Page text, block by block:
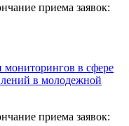
приема заявок:
в сфере
в молодежной
приема заявок: